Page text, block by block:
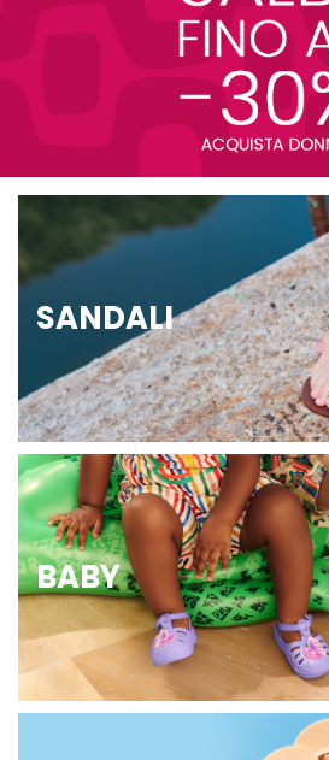
SANDALI
BABY